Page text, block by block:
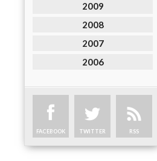
2009
2008
2007
2006
FACEBOOK TWITTER RSS